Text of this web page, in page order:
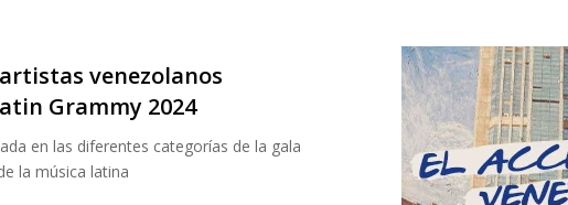
venezolanos
Grammy 2024
en las diferentes categorías de la gala
la música latina